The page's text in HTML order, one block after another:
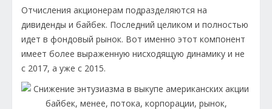
Отчисления акционерам подразделяются на
дивиденды и байбек. Последний целиком и полностью
идет в фондовый рынок. Вот именно этот компонент
имеет более выраженную нисходящую динамику и не
с 2017, а уже с 2015.